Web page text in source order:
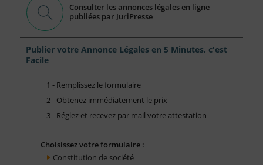
Consulter les annonces légales en ligne
publiées par JuriPresse
Publier votre Annonce Légales en 5 Minutes, c'est
Facile
1 - Remplissez le formulaire
2 - Obtenez immédiatement le prix
3 - Réglez et recevez par mail votre attestation
Choisissez votre formulaire :
Constitution de société